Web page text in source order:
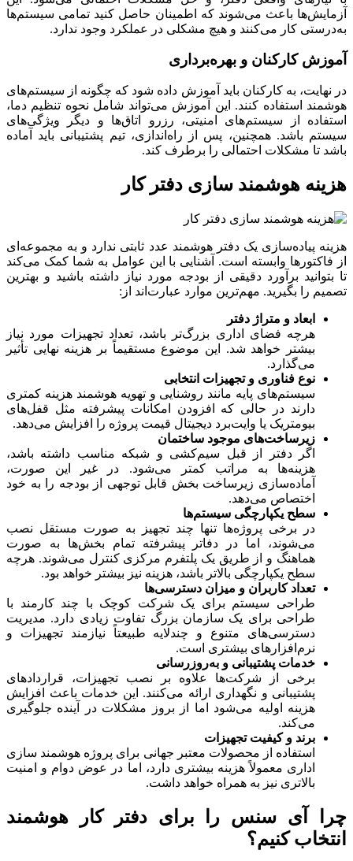
آزمایش‌ها باعث می‌شوند که اطمینان حاصل کنید تمامی سیستم‌ها
به‌درستی کار می‌کنند و هیچ مشکلی در عملکرد وجود ندارد.
آموزش کارکنان و بهره‌برداری
در نهایت، به کارکنان باید آموزش داده شود که چگونه از سیستم‌های
هوشمند استفاده کنند. این آموزش می‌تواند شامل نحوه تنظیم دما،
استفاده از سیستم‌های امنیتی، رزرو اتاق‌ها و دیگر ویژگی‌های
سیستم باشد. همچنین، پس از راه‌اندازی، تیم پشتیبانی باید آماده
باشد تا مشکلات احتمالی را برطرف کند.
هزینه هوشمند سازی دفتر کار
هزینه پیاده‌سازی یک دفتر هوشمند عدد ثابتی ندارد و به مجموعه‌ای
از فاکتورها وابسته است. آشنایی با این عوامل به شما کمک می‌کند
تا بتوانید برآورد دقیقی از بودجه مورد نیاز داشته باشید و بهترین
تصمیم را بگیرید. مهم‌ترین موارد عبارت‌اند از:
ابعاد و متراژ دفتر
هرچه فضای اداری بزرگ‌تر باشد، تعداد تجهیزات مورد نیاز
بیشتر خواهد شد. این موضوع مستقیماً بر هزینه نهایی تأثیر
می‌گذارد.
نوع فناوری و تجهیزات انتخابی
سیستم‌های پایه مانند روشنایی و تهویه هوشمند هزینه کمتری
دارند در حالی که افزودن امکانات پیشرفته مثل قفل‌های
بیومتریک یا وایت‌برد دیجیتال قیمت پروژه را افزایش می‌دهد.
زیرساخت‌های موجود ساختمان
اگر دفتر از قبل سیم‌کشی و شبکه مناسب داشته باشد،
هزینه‌ها به مراتب کمتر می‌شود. در غیر این صورت،
آماده‌سازی زیرساخت بخش قابل توجهی از بودجه را به خود
اختصاص می‌دهد.
سطح یکپارچگی سیستم‌ها
در برخی پروژه‌ها تنها چند تجهیز به صورت مستقل نصب
می‌شوند، اما در دفاتر پیشرفته تمام بخش‌ها به صورت
هماهنگ و از طریق یک پلتفرم مرکزی کنترل می‌شوند. هرچه
سطح یکپارچگی بالاتر باشد، هزینه نیز بیشتر خواهد بود.
تعداد کاربران و میزان دسترسی‌ها
طراحی سیستم برای یک شرکت کوچک با چند کارمند با
طراحی برای یک سازمان بزرگ تفاوت زیادی دارد. مدیریت
دسترسی‌های متنوع و چندلایه طبیعتاً نیازمند تجهیزات و
نرم‌افزارهای بیشتری است.
خدمات پشتیبانی و به‌روزرسانی
برخی از شرکت‌ها علاوه بر نصب تجهیزات، قراردادهای
پشتیبانی و نگهداری ارائه می‌کنند. این خدمات باعث افزایش
هزینه اولیه می‌شود اما از بروز مشکلات در آینده جلوگیری
می‌کند.
برند و کیفیت تجهیزات
استفاده از محصولات معتبر جهانی برای پروژه هوشمند سازی
اداری معمولاً هزینه بیشتری دارد، اما در عوض دوام و امنیت
بالاتری نیز به همراه خواهد داشت.
چرا آی سنس را برای دفتر کار هوشمند
انتخاب کنیم؟